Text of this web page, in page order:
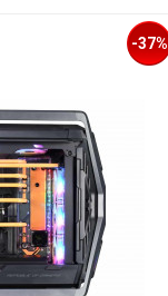
-37%